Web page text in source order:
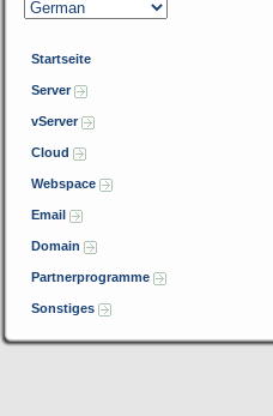
Startseite
Server
vServer
Cloud
Webspace
Email
Domain
Partnerprogramme
Sonstiges